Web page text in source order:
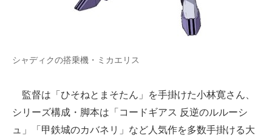
シャディクの搭乗機・ミカエリス
監督は「ひそねとまそたん」を手掛けた小林寛さん、
シリーズ構成・脚本は「コードギアス 反逆のルルーシ
ュ」「甲鉄城のカバネリ」など人気作を多数手掛ける大